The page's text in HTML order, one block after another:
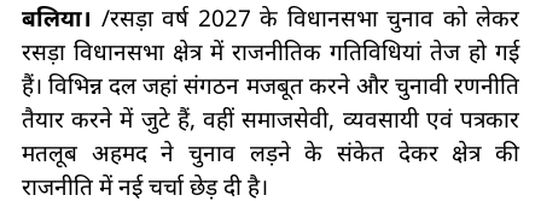
बलिया। /रसड़ा वर्ष 2027 के विधानसभा चुनाव को लेकर
रसड़ा विधानसभा क्षेत्र में राजनीतिक गतिविधियां तेज हो गई
हैं। विभिन्न दल जहां संगठन मजबूत करने और चुनावी रणनीति
तैयार करने में जुटे हैं, वहीं समाजसेवी, व्यवसायी एवं पत्रकार
मतलूब अहमद ने चुनाव लड़ने के संकेत देकर क्षेत्र की
राजनीति में नई चर्चा छेड़ दी है।